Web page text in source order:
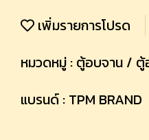
เพิ่มรายการโปรด
หมวดหมู่ : ตู้อบจาน / ตู้
แบรนด์ : TPM BRAND